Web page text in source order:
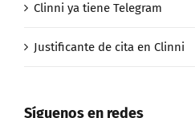
Clinni ya tiene Telegram
Justificante de cita en Clinni
Síguenos en redes